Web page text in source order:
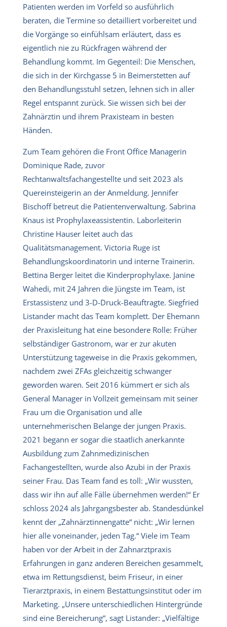
Patienten werden im Vorfeld so ausführlich
beraten, die Termine so detailliert vorbereitet und
die Vorgänge so einfühlsam erläutert, dass es
eigentlich nie zu Rückfragen während der
Behandlung kommt. Im Gegenteil: Die Menschen,
die sich in der Kirchgasse 5 in Beimerstetten auf
den Behandlungsstuhl setzen, lehnen sich in aller
Regel entspannt zurück. Sie wissen sich bei der
Zahnärztin und ihrem Praxisteam in besten
Händen.
Zum Team gehören die Front Office Managerin
Dominique Rade, zuvor
Rechtanwaltsfachangestellte und seit 2023 als
Quereinsteigerin an der Anmeldung. Jennifer
Bischoff betreut die Patientenverwaltung. Sabrina
Knaus ist Prophylaxeassistentin. Laborleiterin
Christine Hauser leitet auch das
Qualitätsmanagement. Victoria Ruge ist
Behandlungskoordinatorin und interne Trainerin.
Bettina Berger leitet die Kinderprophylaxe. Janine
Wahedi, mit 24 Jahren die Jüngste im Team, ist
Erstassistenz und 3-D-Druck-Beauftragte. Siegfried
Listander macht das Team komplett. Der Ehemann
der Praxisleitung hat eine besondere Rolle: Früher
selbständiger Gastronom, war er zur akuten
Unterstützung tageweise in die Praxis gekommen,
nachdem zwei ZFAs gleichzeitig schwanger
geworden waren. Seit 2016 kümmert er sich als
General Manager in Vollzeit gemeinsam mit seiner
Frau um die Organisation und alle
unternehmerischen Belange der jungen Praxis.
2021 begann er sogar die staatlich anerkannte
Ausbildung zum Zahnmedizinischen
Fachangestellten, wurde also Azubi in der Praxis
seiner Frau. Das Team fand es toll: „Wir wussten,
dass wir ihn auf alle Fälle übernehmen werden!“ Er
schloss 2024 als Jahrgangsbester ab. Standesdünkel
kennt der „Zahnärztinnengatte“ nicht: „Wir lernen
hier alle voneinander, jeden Tag.“ Viele im Team
haben vor der Arbeit in der Zahnarztpraxis
Erfahrungen in ganz anderen Bereichen gesammelt,
etwa im Rettungsdienst, beim Friseur, in einer
Tierarztpraxis, in einem Bestattungsinstitut oder im
Marketing. „Unsere unterschiedlichen Hintergründe
sind eine Bereicherung“, sagt Listander: „Vielfältige